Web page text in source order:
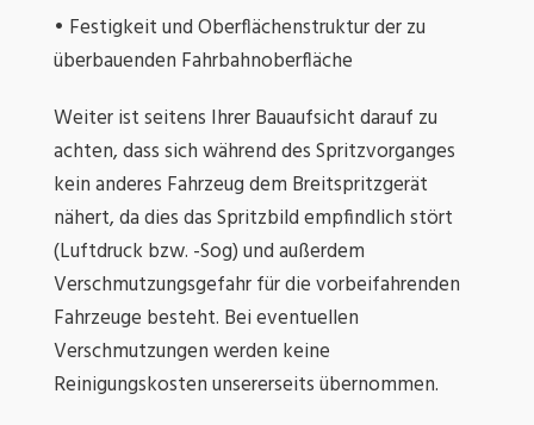
• Festigkeit und Oberflächenstruktur der zu
überbauenden Fahrbahnoberfläche
Weiter ist seitens Ihrer Bauaufsicht darauf zu
achten, dass sich während des Spritzvorganges
kein anderes Fahrzeug dem Breitspritzgerät
nähert, da dies das Spritzbild empfindlich stört
(Luftdruck bzw. -Sog) und außerdem
Verschmutzungsgefahr für die vorbeifahrenden
Fahrzeuge besteht. Bei eventuellen
Verschmutzungen werden keine
Reinigungskosten unsererseits übernommen.